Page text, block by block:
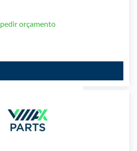
pedir orçamento